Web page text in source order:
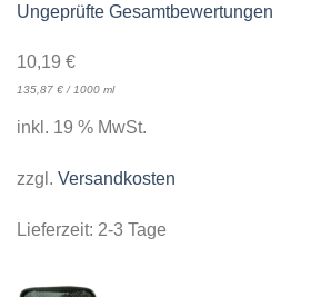
Ungeprüfte Gesamtbewertungen
10,19 €
135,87 €/1000 ml
inkl. 19 % MwSt.
zzgl. Versandkosten
Lieferzeit: 2-3 Tage